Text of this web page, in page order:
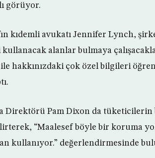
görüyor.
kıdemli avukatı Jennifer Lynch,
alanlar bulmaya
ile hakkınızdaki çok özel bilgileri
Direktörü Pam Dixon da
“Maalesef böyle bir koruma
kullanıyor.” değerlendirmesinde